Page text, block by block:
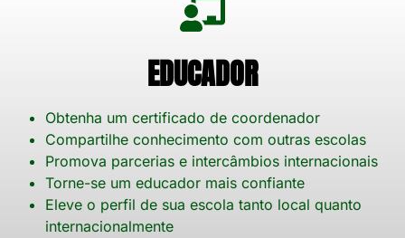
EDUCADOR
Obtenha um certificado de coordenador
Compartilhe conhecimento com outras escolas
Promova parcerias e intercâmbios internacionais
Torne-se um educador mais confiante
Eleve o perfil de sua escola tanto local quanto
internacionalmente